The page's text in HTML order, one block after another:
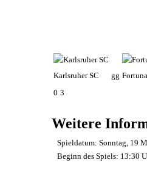
Karlsruher SC gg
0 3
Weitere
Spieldatum: Sonntag, 19
Beginn des Spiels: 13:30